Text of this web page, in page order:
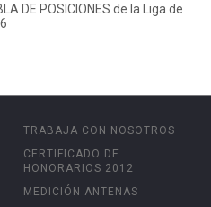
DE POSICIONES de la Liga de
TRABAJA CON NOSOTROS
CERTIFICADO DE
HONORARIOS 2012
MEDICIÓN ANTENAS